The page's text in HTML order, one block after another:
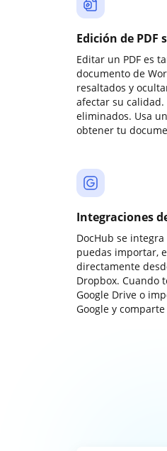
Edición de PDF
Editar un PDF es
documento de
resaltados y
afectar su
eliminados. Usa
obtener tu
Integraciones
DocHub se
puedas importar,
directamente
Dropbox. Cuando
Google Drive o
Google y